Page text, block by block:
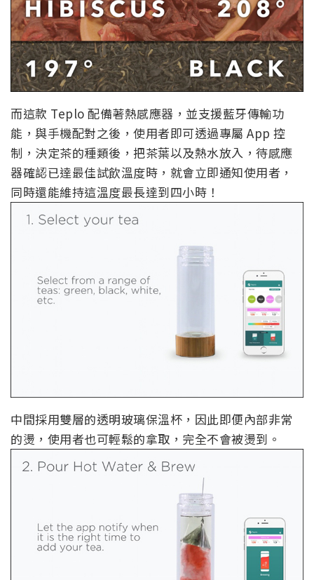
而這款 Teplo 配備著熱感應器，並支援藍牙傳輸功
能，與手機配對之後，使用者即可透過專屬 App 控
制，決定茶的種類後，把茶葉以及熱水放入，待感應
器確認已達最佳試飲溫度時，就會立即通知使用者，
同時還能維持這溫度最長達到四小時！
中間採用雙層的透明玻璃保溫杯，因此即便內部非常
的燙，使用者也可輕鬆的拿取，完全不會被燙到。